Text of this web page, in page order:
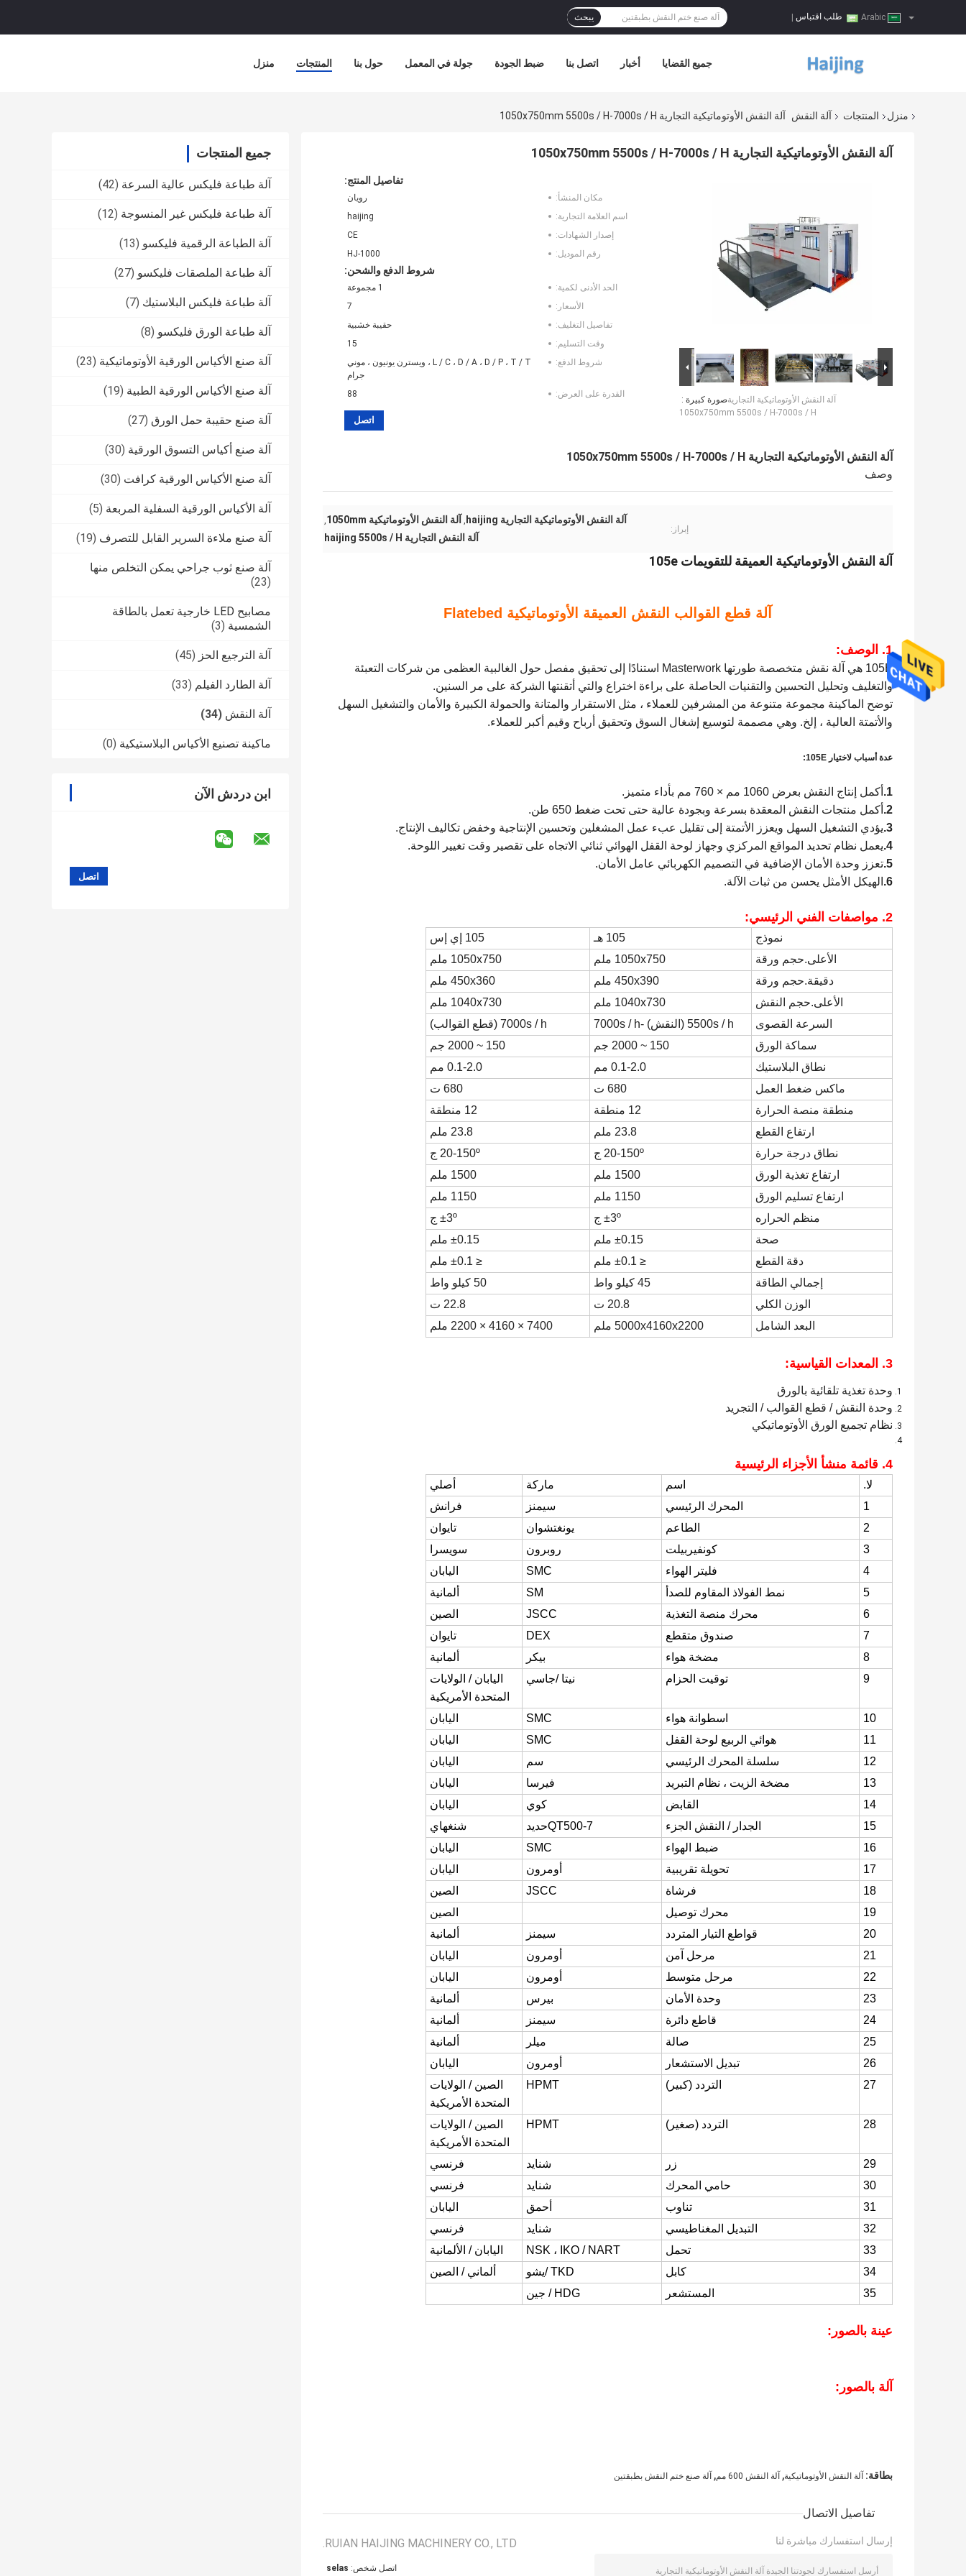
طلب اقتباس يبحث
منزل المنتجات حول بنا جولة في المعمل ضبط الجودة اتصل بنا أخبار جميع القضايا
منزل المنتجات آلة النقش آلة النقش الأوتوماتيكية التجارية 1050x750mm 5500s / H-7000s / H
جميع المنتجات
آلة طباعة فليكس عالية السرعة (42)
آلة طباعة فليكس غير المنسوجة (12)
آلة الطباعة الرقمية فليكسو (13)
آلة طباعة الملصقات فليكسو (27)
آلة طباعة فليكس البلاستيك (7)
آلة طباعة الورق فليكسو (8)
آلة صنع الأكياس الورقية الأوتوماتيكية (23)
آلة صنع الأكياس الورقية الطبية (19)
آلة صنع حقيبة حمل الورق (27)
آلة صنع أكياس التسوق الورقية (30)
آلة صنع الأكياس الورقية كرافت (30)
آلة الأكياس الورقية السفلية المربعة (5)
آلة صنع ملاءة السرير القابل للتصرف (19)
آلة صنع ثوب جراحي يمكن التخلص منها
(23)
مصابيح LED خارجية تعمل بالطاقة
الشمسية (3)
آلة الترجيع الحز (45)
آلة الطارد الفيلم (33)
آلة النقش (34)
ماكينة تصنيع الأكياس البلاستيكية (0)
ابن دردش الآن
آلة النقش الأوتوماتيكية التجارية 1050x750mm 5500s / H-7000s / H
صورة كبيرة :آلة النقش الأوتوماتيكية التجارية
1050x750mm 5500s / H-7000s / H
تفاصيل المنتج:
مكان المنشأ:
رويان
اسم العلامة التجارية:
haijing
إصدار الشهادات:
CE
رقم الموديل:
HJ-1000
شروط الدفع والشحن:
الحد الأدنى لكمية:
1 مجموعة
الأسعار:
7
تفاصيل التغليف:
حقيبة خشبية
وقت التسليم:
15
شروط الدفع:
L / C ، D / A ، D / P ، T / T ، ويسترن يونيون ، موني
جرام
القدرة على العرض:
88
اتصل
آلة النقش الأوتوماتيكية التجارية 1050x750mm 5500s / H-7000s / H
وصف
إبراز:
آلة النقش الأوتوماتيكية التجارية haijing , آلة النقش الأوتوماتيكية 1050mm ,
آلة النقش التجارية haijing 5500s / H
آلة النقش الأوتوماتيكية العميقة للتقويمات 105e
آلة قطع القوالب النقش العميقة الأوتوماتيكية Flatebed
1. الوصف:
105E هي آلة نقش متخصصة طورتها Masterwork استنادًا إلى تحقيق مفصل حول الغالبية العظمى من شركات التعبئة
والتغليف وتحليل التحسين والتقنيات الحاصلة على براءة اختراع والتي أتقنتها الشركة على مر السنين.
توضح الماكينة مجموعة متنوعة من المشرفين للعملاء ، مثل الاستقرار والمتانة والحمولة الكبيرة والأمان والتشغيل السهل
والأتمتة العالية ، إلخ. وهي مصممة لتوسيع إشغال السوق وتحقيق أرباح وقيم أكبر للعملاء.
عدة أسباب لاختيار 105E :
1. أكمل إنتاج النقش بعرض 1060 مم × 760 مم بأداء متميز.
2. أكمل منتجات النقش المعقدة بسرعة وبجودة عالية حتى تحت ضغط 650 طن.
3. يؤدي التشغيل السهل ويعزز الأتمتة إلى تقليل عبء عمل المشغلين وتحسين الإنتاجية وخفض تكاليف الإنتاج.
4. يعمل نظام تحديد المواقع المركزي وجهاز لوحة القفل الهوائي ثنائي الاتجاه على تقصير وقت تغيير اللوحة.
5. تعزز وحدة الأمان الإضافية في التصميم الكهربائي عامل الأمان.
6. الهيكل الأمثل يحسن من ثبات الآلة.
2. مواصفات الفني الرئيسي:
نموذج 105 هـ
105 إي إس
الأعلى.حجم ورقة
1050x750 ملم
1050x750 ملم
دقيقة.حجم ورقة
450x390 ملم
450x360 ملم
الأعلى.حجم النقش
1040x730 ملم
1040x730 ملم
السرعة القصوى
5500s / h (النقش) -7000s / h
7000s / h (قطع القوالب)
سماكة الورق
150 ~ 2000 جم
150 ~ 2000 جم
نطاق البلاستيك
0.1-2.0 مم
0.1-2.0 مم
ماكس ضغط العمل
680 ت
680 ت
منطقة منصة الحرارة
12 منطقة
12 منطقة
ارتفاع القطع
23.8 ملم
23.8 ملم
نطاق درجة حرارة
20-150º ج 20-150º ج
ارتفاع تغذية الورق
1500 ملم
1500 ملم
ارتفاع تسليم الورق
1150 ملم
1150 ملم
منظم الحراره
±3º ج ±3º ج
صحة
±0.15 ملم ±0.15 ملم
دقة القطع
≤ ± 0.1 ملم ≤ ± 0.1 ملم
إجمالي الطاقة
45 كيلو واط
50 كيلو واط
الوزن الكلي
20.8 ت
22.8 ت
البعد الشامل
5000x4160x2200 ملم 7400 × 4160 × 2200 ملم
3. المعدات القياسية:
وحدة تغذية تلقائية بالورق
وحدة النقش / قطع القوالب / التجريد
نظام تجميع الورق الأوتوماتيكي
4. قائمة منشأ الأجزاء الرئيسية
لا. اسم ماركة
أصلي
1
المحرك الرئيسي سيمنز
فرانش
2
الطاعم يونغتشوان
تايوان
3
كونفيربيلت روبرون
سويسرا
4
فليتر الهواء SMC
اليابان
5
نمط الفولاذ المقاوم للصدأ SM
ألمانية
6
محرك منصة التغذية JSCC
الصين
7
صندوق متقطع DEX
تايوان
8
مضخة هواء بيكر
ألمانية
9
توقيت الحزام نيتا /جاسي
اليابان / الولايات
المتحدة الأمريكية
10
اسطوانة هواء SMC
اليابان
11
هوائي الربيع لوحة القفل SMC
اليابان
12
سلسلة المحرك الرئيسي سم
اليابان
13
مضخة الزيت ، نظام التبريد فيرسا
اليابان
14
القابض كوي
اليابان
15
الجدار / النقش الجزء QT500-7حديد
شنغهاي
16
ضبط الهواء SMC
اليابان
17
تحويلة تقريبية أومرون
اليابان
18
فرشاة JSCC
الصين
19
محرك توصيل
الصين
20
قواطع التيار المتردد سيمنز
ألمانية
21
مرحل آمن أومرون
اليابان
22
مرحل متوسط أومرون
اليابان
23
وحدة الأمان بيرس
ألمانية
24
قاطع دائرة سيمنز
ألمانية
25
صالة ميلر
ألمانية
26
تبديل الاستشعار أومرون
اليابان
27
التردد (كبير) HPMT
الصين / الولايات
المتحدة الأمريكية
28
التردد (صغير) HPMT
الصين / الولايات
المتحدة الأمريكية
29
زر شنايد
فرنسي
30
حامي المحرك شنايد
فرنسي
31
تناوب أحمق
اليابان
32
التبديل المغناطيسي شنايد
فرنسي
33
تحمل NSK ، IKO / NART
اليابان / الألمانية
34
كابل TKD / يشو
ألماني / الصين
35
المستشعر HDG / جين
عينة بالصور:
آلة بالصور:
بطاقة: آلة النقش الأوتوماتيكية, آلة النقش 600 مم , آلة صنع ختم النقش بطبقتين
تفاصيل الاتصال
RUIAN HAIJING MACHINERY CO., LTD.
اتصل شخص: sales
إرسال استفسارك مباشرة لنا